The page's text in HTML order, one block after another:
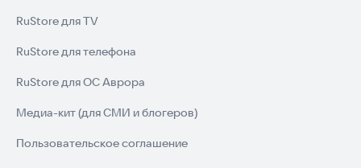
RuStore для TV
RuStore для телефона
RuStore для ОС Аврора
Медиа-кит (для СМИ и блогеров)
Пользовательское соглашение